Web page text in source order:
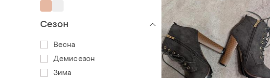
Сезон
Весна
Демисезон
Зима